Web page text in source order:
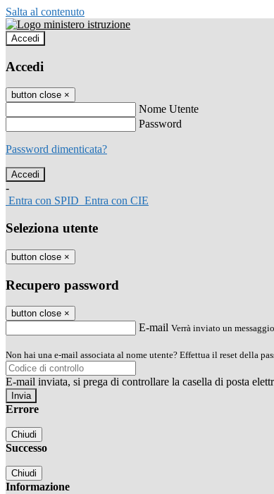
Salta al contenuto
Accedi
Accedi
button close ×
Nome Utente
Password
Password dimenticata?
-
Entra con SPID Entra con CIE
Seleziona utente
button close ×
Recupero password
button close ×
E-mail Verrà inviato un
Non hai una e-mail associata al nome utente? Effettua il reset della
E-mail inviata, si prega di controllare la casella di posta
Errore
Chiudi
Successo
Chiudi
Informazione